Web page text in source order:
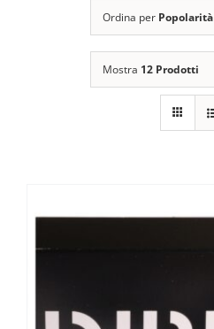
Ordina per Popolarità
Mostra 12 Prodotti